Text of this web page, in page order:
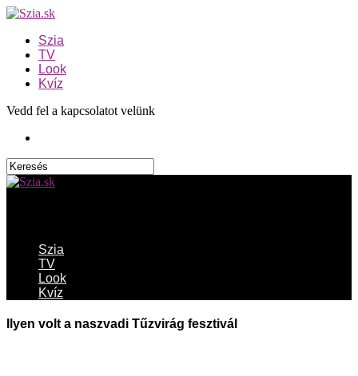
Szia
TV
Look
Kvíz
Vedd fel a kapcsolatot velünk
Szia
TV
Look
Kvíz
Ilyen volt a naszvadi Tűzvirág fesztivál